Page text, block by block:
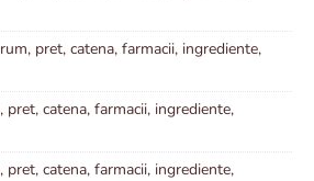
pret, catena, farmacii, ingrediente,
catena, farmacii, ingrediente,
catena, farmacii, ingrediente,